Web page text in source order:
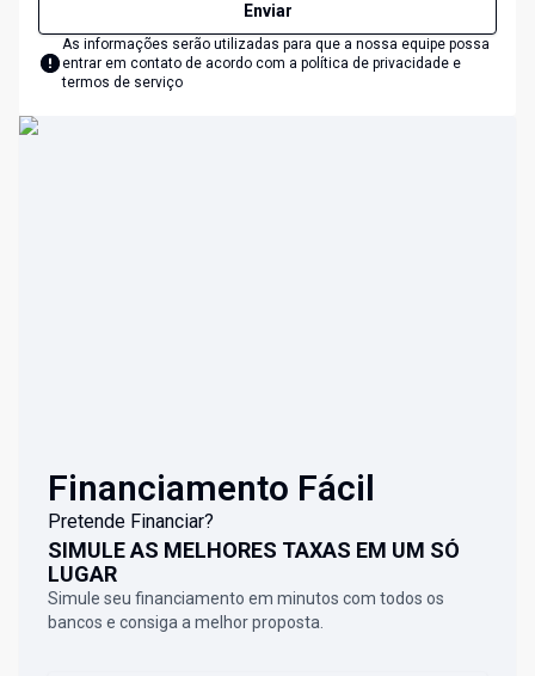
Enviar
As informações serão utilizadas para que a nossa equipe possa
entrar em contato de acordo com a política de privacidade e
termos de serviço
Financiamento Fácil
Pretende Financiar?
SIMULE AS MELHORES TAXAS EM UM SÓ
LUGAR
Simule seu financiamento em minutos com todos os
bancos e consiga a melhor proposta.